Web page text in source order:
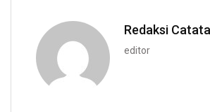
Redaksi
editor